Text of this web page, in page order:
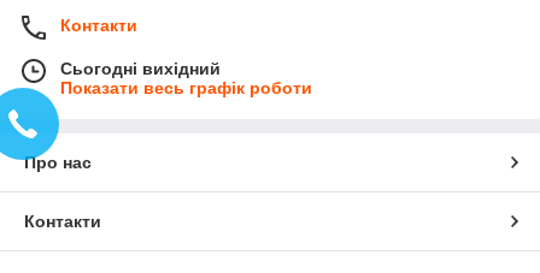
Контакти
Сьогодні вихідний
Показати весь графік роботи
Про нас
Контакти